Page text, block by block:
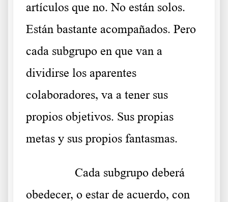
artículos que no. No están solos.
Están bastante acompañados. Pero
cada subgrupo en que van a
dividirse los aparentes
colaboradores, va a tener sus
propios objetivos. Sus propias
metas y sus propios fantasmas.
Cada subgrupo deberá
obedecer, o estar de acuerdo, con